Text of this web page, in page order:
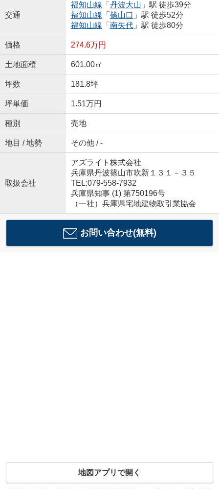
交通
福知山線 「 丹波大山 」駅 徒歩39分
福知山線 「 篠山口 」駅 徒歩52分
福知山線 「 南矢代」駅 徒歩80分
価格 274.6万円
土地面積 601.00㎡
坪数 181.8坪
坪単価 1.51万円
種別 売地
地目 / 地勢 その他 / -
取扱会社
アズライト株式会社
兵庫県丹波篠山市吹新１３１－３５
TEL:079-558-7932
兵庫県知事 (1) 第750196号
（一社）兵庫県宅地建物取引業協会
お問い合わせ(無料)
地図アプリで開く